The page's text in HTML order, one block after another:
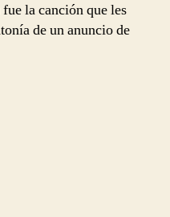
la canción que les
de un anuncio de